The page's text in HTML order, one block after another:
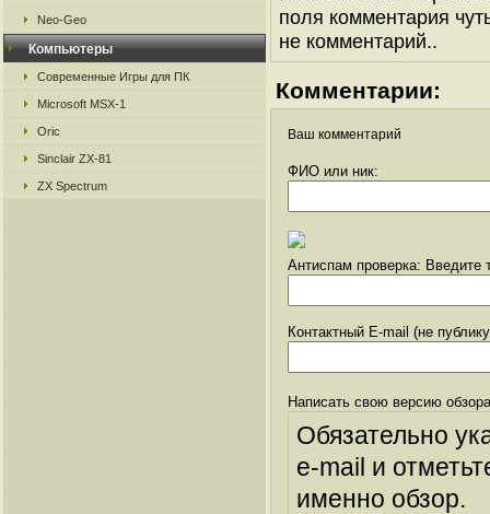
Neo-Geo
Компьютеры
Современные Игры для ПК
Microsoft MSX-1
Oric
Sinclair ZX-81
ZX Spectrum
поля комментария
не комментарий..
Комментарии:
Ваш комментарий
ФИО или ник:
Антиспам проверка: Введите
Контактный E-mail (не
Написать свою версию
Обязательно
e-mail и
именно обзор.